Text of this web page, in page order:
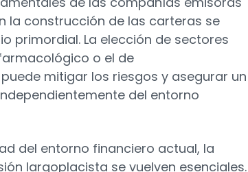
la construcción de las carteras se
primordial. La elección de sectores
o el de
mitigar los riesgos y asegurar un
del entorno
del entorno financiero actual, la
largoplacista se vuelven esenciales.